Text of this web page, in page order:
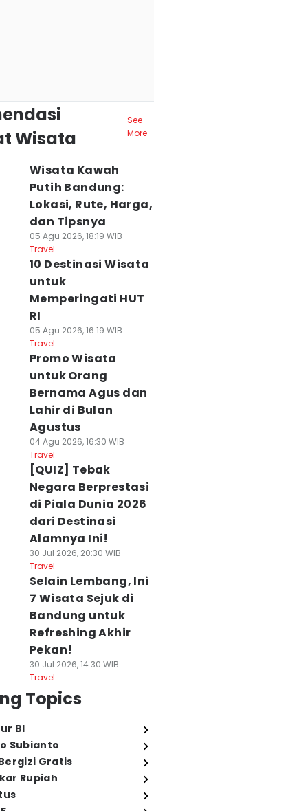
BI
Dompet
Ikut
Agu 2026, 15:47 WIB
5 Ide Usaha Modal
Rp10 Juta, Cocok
untuk Pemula
Business
Wisata
See
More
Wisata Kawah
Putih Bandung:
Lokasi, Rute, Harga,
dan Tipsnya
05 Agu 2026, 18:19 WIB
Travel
10 Destinasi Wisata
untuk
Memperingati HUT
RI
05 Agu 2026, 16:19 WIB
Travel
Promo Wisata
untuk Orang
Bernama Agus dan
Lahir di Bulan
Agustus
04 Agu 2026, 16:30 WIB
Travel
[QUIZ] Tebak
Negara Berprestasi
di Piala Dunia 2026
dari Destinasi
Alamnya Ini!
30 Jul 2026, 20:30 WIB
Travel
Selain Lembang, Ini
7 Wisata Sejuk di
Bandung untuk
Refreshing Akhir
Pekan!
30 Jul 2026, 14:30 WIB
Travel
Topics
BI
Subianto
Gratis
Rupiah